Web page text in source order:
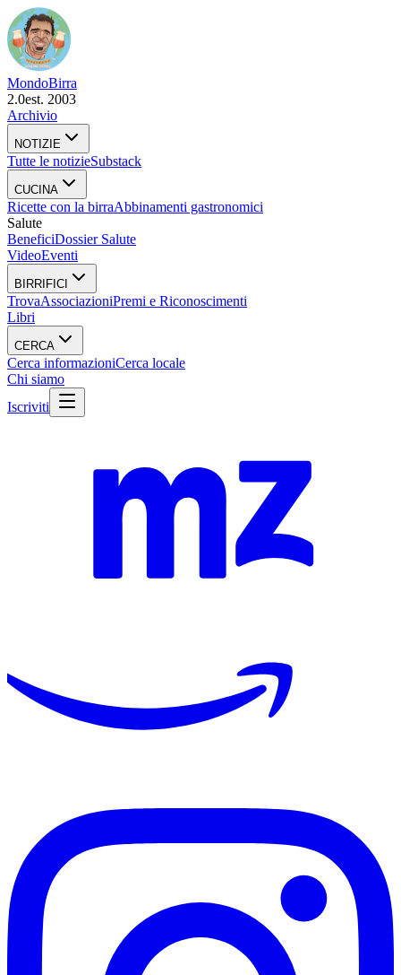
MondoBirra
2.0est. 2003
Archivio
NOTIZIE
Tutte le notizieSubstack
CUCINA
Ricette con la birraAbbinamenti gastronomici
Salute
BeneficiDossier Salute
VideoEventi
BIRRIFICI
TrovaAssociazioniPremi e Riconoscimenti
Libri
CERCA
Cerca informazioniCerca locale
Chi siamo
Iscriviti